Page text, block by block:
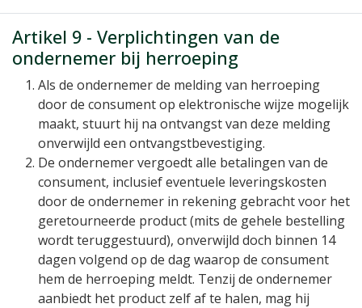
Artikel 9 - Verplichtingen van de
ondernemer bij herroeping
Als de ondernemer de melding van herroeping
door de consument op elektronische wijze mogelijk
maakt, stuurt hij na ontvangst van deze melding
onverwijld een ontvangstbevestiging.
De ondernemer vergoedt alle betalingen van de
consument, inclusief eventuele leveringskosten
door de ondernemer in rekening gebracht voor het
geretourneerde product (mits de gehele bestelling
wordt teruggestuurd), onverwijld doch binnen 14
dagen volgend op de dag waarop de consument
hem de herroeping meldt. Tenzij de ondernemer
aanbiedt het product zelf af te halen, mag hij